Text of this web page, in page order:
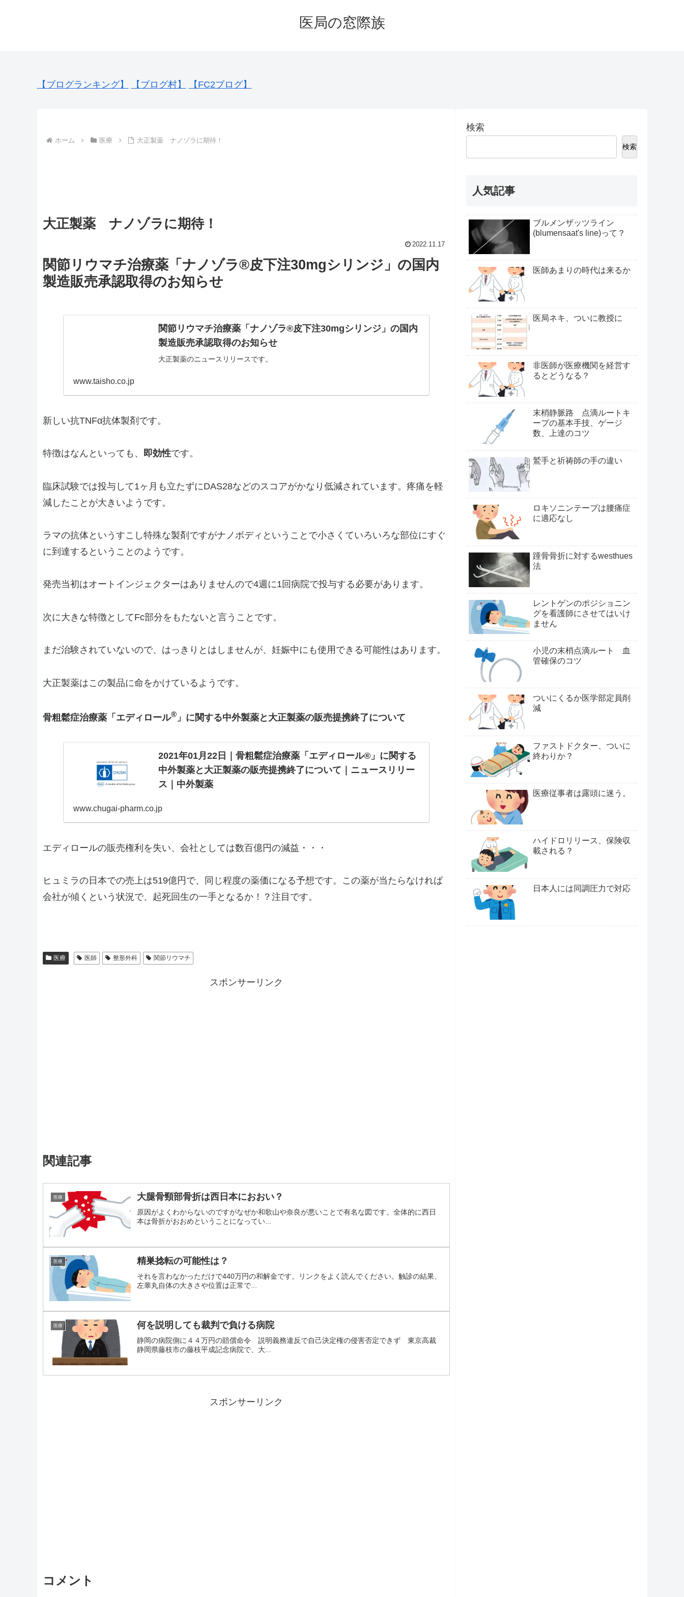
医局の窓際族
【ブログランキング】 【ブログ村】 【FC2ブログ】
ホーム 医療 大正製薬 ナノゾラに期待！
大正製薬 ナノゾラに期待！
2022.11.17
関節リウマチ治療薬「ナノゾラ®皮下注30mgシリンジ」の国内
製造販売承認取得のお知らせ
関節リウマチ治療薬「ナノゾラ®皮下注30mgシリンジ」の国内
製造販売承認取得のお知らせ
大正製薬のニュースリリースです。
www.taisho.co.jp
新しい抗TNFα抗体製剤です。
特徴はなんといっても、 即効性です。
臨床試験では投与して1ヶ月も立たずにDAS28などのスコアがかなり低減されています。疼痛を軽
減したことが大きいようです。
ラマの抗体というすこし特殊な製剤ですがナノボディということで小さくていろいろな部位にすぐ
に到達するということのようです。
発売当初はオートインジェクターはありませんので4週に1回病院で投与する必要があります。
次に大きな特徴としてFc部分をもたないと言うことです。
まだ治験されていないので、はっきりとはしませんが、妊娠中にも使用できる可能性はあります。
大正製薬はこの製品に命をかけているようです。
骨粗鬆症治療薬「エディロール®」に関する中外製薬と大正製薬の販売提携終了について
2021年01月22日｜骨粗鬆症治療薬「エディロール®」に関する
中外製薬と大正製薬の販売提携終了について｜ニュースリリー
ス｜中外製薬
www.chugai-pharm.co.jp
エディロールの販売権利を失い、会社としては数百億円の減益・・・
ヒュミラの日本での売上は519億円で、同じ程度の薬価になる予想です。この薬が当たらなければ
会社が傾くという状況で、起死回生の一手となるか！？注目です。
医療 医師 整形外科 関節リウマチ
スポンサーリンク
関連記事
医療 大腿骨頸部骨折は西日本におおい？
原因がよくわからないのですがなぜか和歌山や奈良が悪いことで有名な図です。全体的に西日
本は骨折がおおめということになってい...
医療 精巣捻転の可能性は？
それを言わなかっただけで440万円の和解金です。リンクをよく読んでください。触診の結果、
左睾丸自体の大きさや位置は正常で...
医療 何を説明しても裁判で負ける病院
静岡の病院側に４４万円の賠償命令 説明義務違反で自己決定権の侵害否定できず 東京高裁
静岡県藤枝市の藤枝平成記念病院で、大...
スポンサーリンク
コメント
検索
検索
人気記事
ブルメンザッツライン
(blumensaat's line)って？
医師あまりの時代は来るか
医局ネキ、ついに教授に
非医師が医療機関を経営す
るとどうなる？
末梢静脈路 点滴ルートキ
ープの基本手技、ゲージ
数、上達のコツ
鷲手と祈祷師の手の違い
ロキソニンテープは腰痛症
に適応なし
踵骨骨折に対するwesthues
法
レントゲンのポジショニン
グを看護師にさせてはいけ
ません
小児の末梢点滴ルート 血
管確保のコツ
ついにくるか医学部定員削
減
ファストドクター、ついに
終わりか？
医療従事者は露頭に迷う。
ハイドロリリース、保険収
載される？
日本人には同調圧力で対応